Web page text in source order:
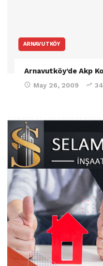
ARNAVUTKÖY
Arnavutköy’de Akp
May 26, 2009 34